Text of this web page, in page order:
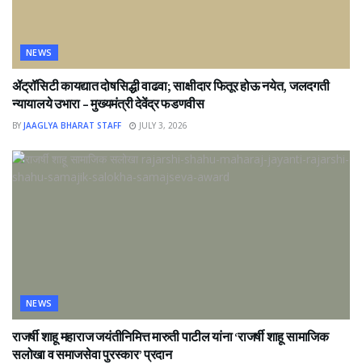
NEWS
ॲट्रॉसिटी कायद्यात दोषसिद्धी वाढवा; साक्षीदार फितूर होऊ नयेत, जलदगती
न्यायालये उभारा – मुख्यमंत्री देवेंद्र फडणवीस
BY JAAGLYA BHARAT STAFF JULY 3, 2026
NEWS
राजर्षी शाहू महाराज जयंतीनिमित्त मारुती पाटील यांना ‘राजर्षी शाहू सामाजिक
सलोखा व समाजसेवा पुरस्कार’ प्रदान